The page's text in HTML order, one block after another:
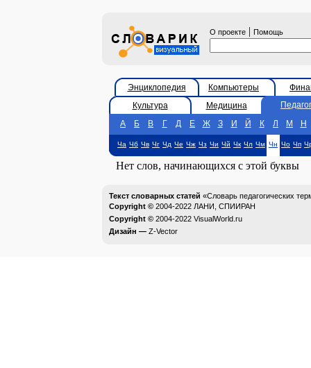
О проекте | Помощь
Энциклопедия Компьютеры
Культура
Медицина
А
Б В Г Д Е Ж З И Й К Л М Н
Ча Чб Чв Чг Чд Че Чж Чз Чи Чй Чк Чл Чм Чн Чо Чп
Нет слов, начинающихся с этой буквы
Текст словарных статей «Словарь педагогических
Copyright © 2004-2022 ЛАНИ, СПИИРАН
Copyright © 2004-2022 VisualWorld.ru
Дизайн — Z-Vector